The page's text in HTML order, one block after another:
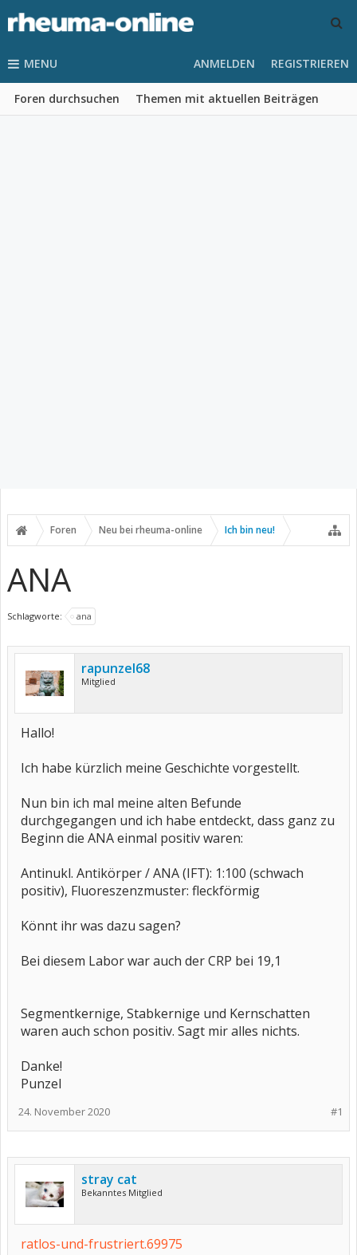
MENU
Foren durchsuchen Themen mit aktuellen Beiträgen
ANMELDEN REGISTRIEREN
Foren Neu bei rheuma-online Ich bin neu!
ANA
Schlagworte: ana
rapunzel68
Mitglied
Hallo!
Ich habe kürzlich meine Geschichte vorgestellt.
Nun bin ich mal meine alten Befunde
durchgegangen und ich habe entdeckt, dass ganz zu
Beginn die ANA einmal positiv waren:
Antinukl. Antikörper / ANA (IFT): 1:100 (schwach
positiv), Fluoreszenzmuster: fleckförmig
Könnt ihr was dazu sagen?
Bei diesem Labor war auch der CRP bei 19,1
Segmentkernige, Stabkernige und Kernschatten
waren auch schon positiv. Sagt mir alles nichts.
Danke!
Punzel
#1
24. November 2020
stray cat
Bekanntes Mitglied
ratlos-und-frustriert.69975